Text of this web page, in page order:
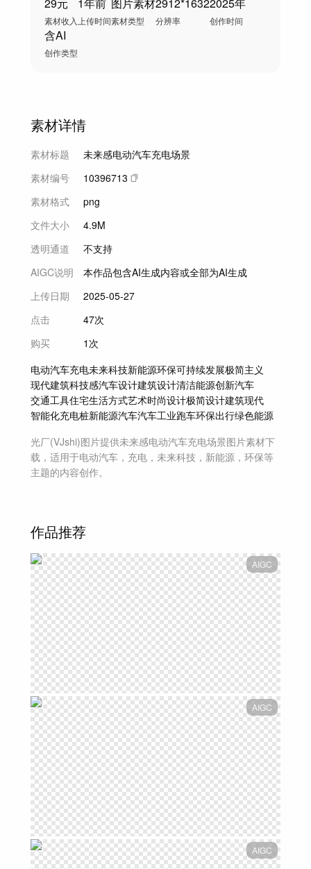
素材收入 上传时间素材类型 分辨率 创作时间
含AI
创作类型
素材详情
素材标题
未来感电动汽车充电场景
素材编号
10396713
素材格式
png
文件大小
4.9M
透明通道
不支持
AIGC说明
本作品包含AI生成内容或全部为AI生成
上传日期
2025-05-27
点击
47次
购买
1次
电动汽车充电未来科技新能源环保可持续发展极简主义
现代建筑科技感汽车设计建筑设计清洁能源创新汽车
交通工具住宅生活方式艺术时尚设计极简设计建筑现代
智能化充电桩新能源汽车汽车工业跑车环保出行绿色能源
光厂(VJshi)图片提供未来感电动汽车充电场景图片素材下
载，适用于电动汽车，充电，未来科技，新能源，环保等
主题的内容创作。
作品推荐
AIGC
AIGC
AIGC